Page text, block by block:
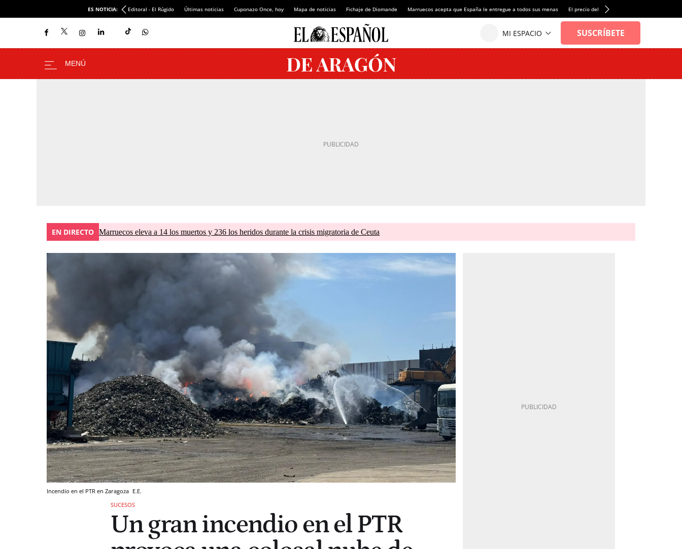
ES NOTICIA: Editoral - El Rúgido Últimas noticias Cuponazo Once, hoy Mapa de noticias Fichaje de Diomande Marruecos acepta que España le entregue a todos sus menas El precio del alquiler de vivienda baja por
EN DIRECTO Marruecos eleva a 14 los muertos y 236 los heridos durante la crisis migratoria de Ceuta
Incendio en el PTR en Zaragoza E.E.
SUCESOS
Un gran incendio en el PTR